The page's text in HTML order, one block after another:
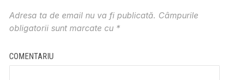
Adresa ta de email nu va fi publicată. Câmpurile
obligatorii sunt marcate cu *
COMENTARIU